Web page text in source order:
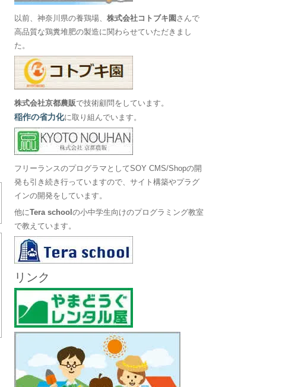
以前、神奈川県の養鶏場、株式会社コトブキ園 さんで
高品質な鶏糞堆肥の製造に関わらせていただきまし
た。
株式会社京都農販で技術顧問をしています。
稲作の省力化に取り組んでいます。
フリーランスのプログラマとしてSOY CMS/Shopの開
発も引き続き行っていますので、サイト構築やプラグ
インの開発をしています。
他にTera schoolの小中学生向けのプログラミング教室
で教えています。
リンク